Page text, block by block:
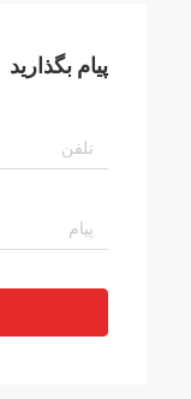
پیام بگذارید